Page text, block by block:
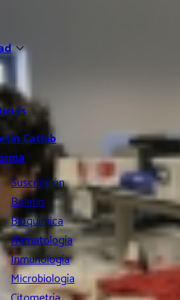
Catlab
Suscripción
Boletín
Bioquímica
Hematología
Inmunología
Microbiología